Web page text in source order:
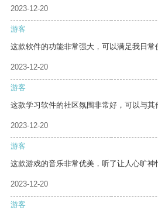
2023-12-20
游客
这款软件的功能非常强大，可以满足我日常
2023-12-20
游客
这款学习软件的社区氛围非常好，可以与其
2023-12-20
游客
这款游戏的音乐非常优美，听了让人心旷神
2023-12-20
游客